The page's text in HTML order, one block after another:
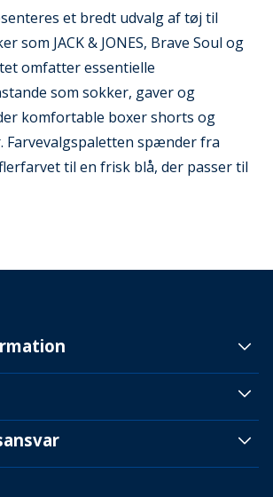
et bredt udvalg af tøj til
som JACK & JONES, Brave Soul og
omfatter essentielle
som sokker, gaver og
komfortable boxer shorts og
spænder fra
til en frisk blå, der passer til